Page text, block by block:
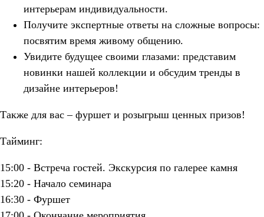
интерьерам индивидуальности.
Получите экспертные ответы на сложные вопросы:
посвятим время живому общению.
Увидите будущее своими глазами: представим
новинки нашей коллекции и обсудим тренды в
дизайне интерьеров!
Также для вас – фуршет и розыгрыш ценных призов!
Тайминг:
15:00 - Встреча гостей. Экскурсия по галерее камня
15:20 - Начало семинара
16:30 - Фуршет